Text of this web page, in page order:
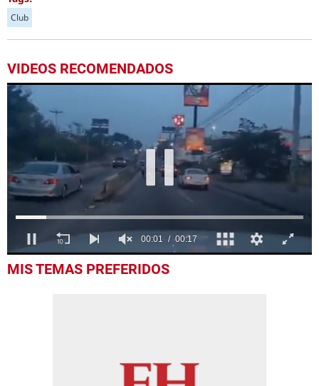
Club
VIDEOS RECOMENDADOS
seconds
MIS TEMAS PREFERIDOS